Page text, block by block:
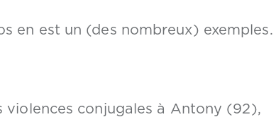
en est un (des nombreux) exemples.
violences conjugales à Antony (92),